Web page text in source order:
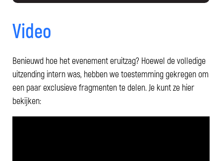
Video
Benieuwd hoe het evenement eruitzag? Hoewel de volledige
uitzending intern was, hebben we toestemming gekregen om
een paar exclusieve fragmenten te delen. Je kunt ze hier
bekijken: